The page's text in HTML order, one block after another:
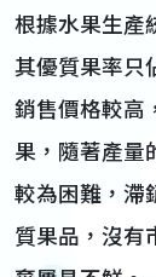
根據水果生產
其優質果率只
銷售價格較高
果，隨著產量
較為困難，滯
質果品，沒有